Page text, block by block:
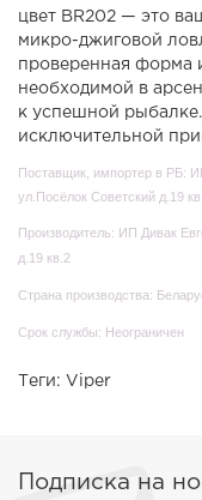
цвет BR202 — это
микро-джиговой
проверенная форма
необходимой в
к успешной
исключительной
Поставщик, импортер в РБ:
ул.Посёлок Советский д.19
Производитель: ИП Дивак
д.19 кв.2
Страна производства:
Срок службы: Неограничен
Теги: Viper
Подписка на